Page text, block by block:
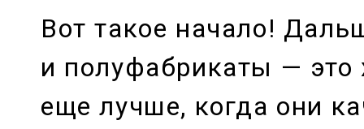
Вот такое начало!
и полуфабрикаты — это
еще лучше, когда они